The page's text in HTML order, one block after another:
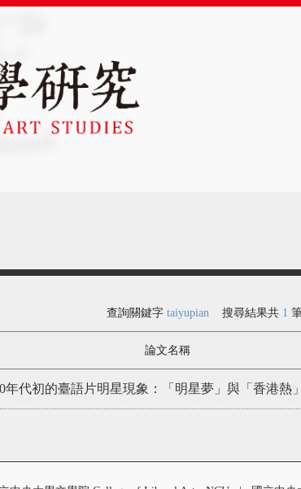
查詢關鍵字 taiyupian 搜尋結果共 1
論文名稱
年代初的臺語片明星現象：「明星夢」與「香港熱